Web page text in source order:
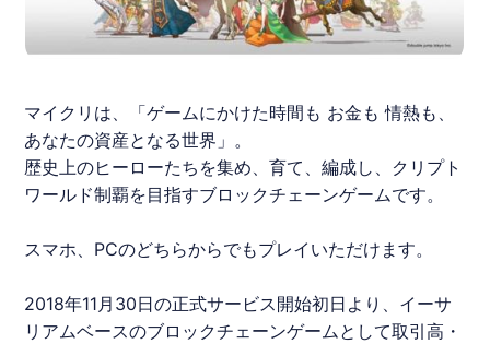
マイクリは、「ゲームにかけた時間も お金も 情熱も、
あなたの資産となる世界」。
歴史上のヒーローたちを集め、育て、編成し、クリプト
ワールド制覇を目指すブロックチェーンゲームです。
スマホ、PCのどちらからでもプレイいただけます。
2018年11月30日の正式サービス開始初日より、イーサ
リアムベースのブロックチェーンゲームとして取引高・